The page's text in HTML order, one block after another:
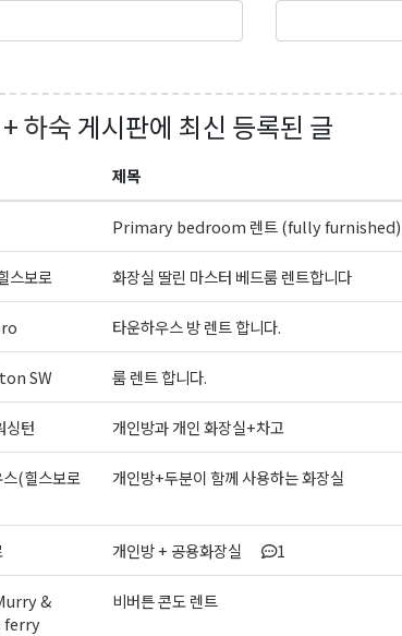
하숙게시판에 최신 등록된 글
제목
Primary bedroom 렌트 (fully furnished)
스보로 화장실 딸린 마스터 베드룸 렌트합니다
타운하우스 방 렌트 합니다.
SW 룸 렌트 합니다.
싱턴 개인방과 개인 화장실+차고
(힐스보로
개인방+두분이 함께 사용하는 화장실
개인방 + 공용화장실 1
&
ferry
비버튼 콘도 렌트
K 뉴스레터 구독
습니다.
this form, you are consenting to receive KCR Media Group from: KCR
WA, 98026, US, https://wowseattle.com. You can revoke your
Policy.